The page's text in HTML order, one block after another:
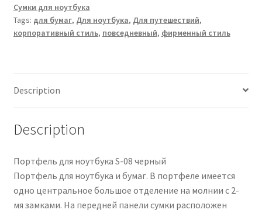
Сумки для ноутбука
Tags: для бумаг, Для ноутбука, Для путешествий,
корпоративный стиль, повседневный, фирменный стиль
Description
Description
Портфель для ноутбука S-08 черный
Портфель для ноутбука и бумаг. В портфеле имеется
одно центральное большое отделение на молнии с 2-
мя замками. На передней панели сумки расположен